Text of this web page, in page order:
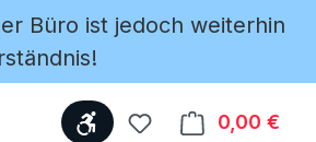
Büro ist jedoch weiterhin
Werkzeugleiste anzeigen
Du hast 00,00 €